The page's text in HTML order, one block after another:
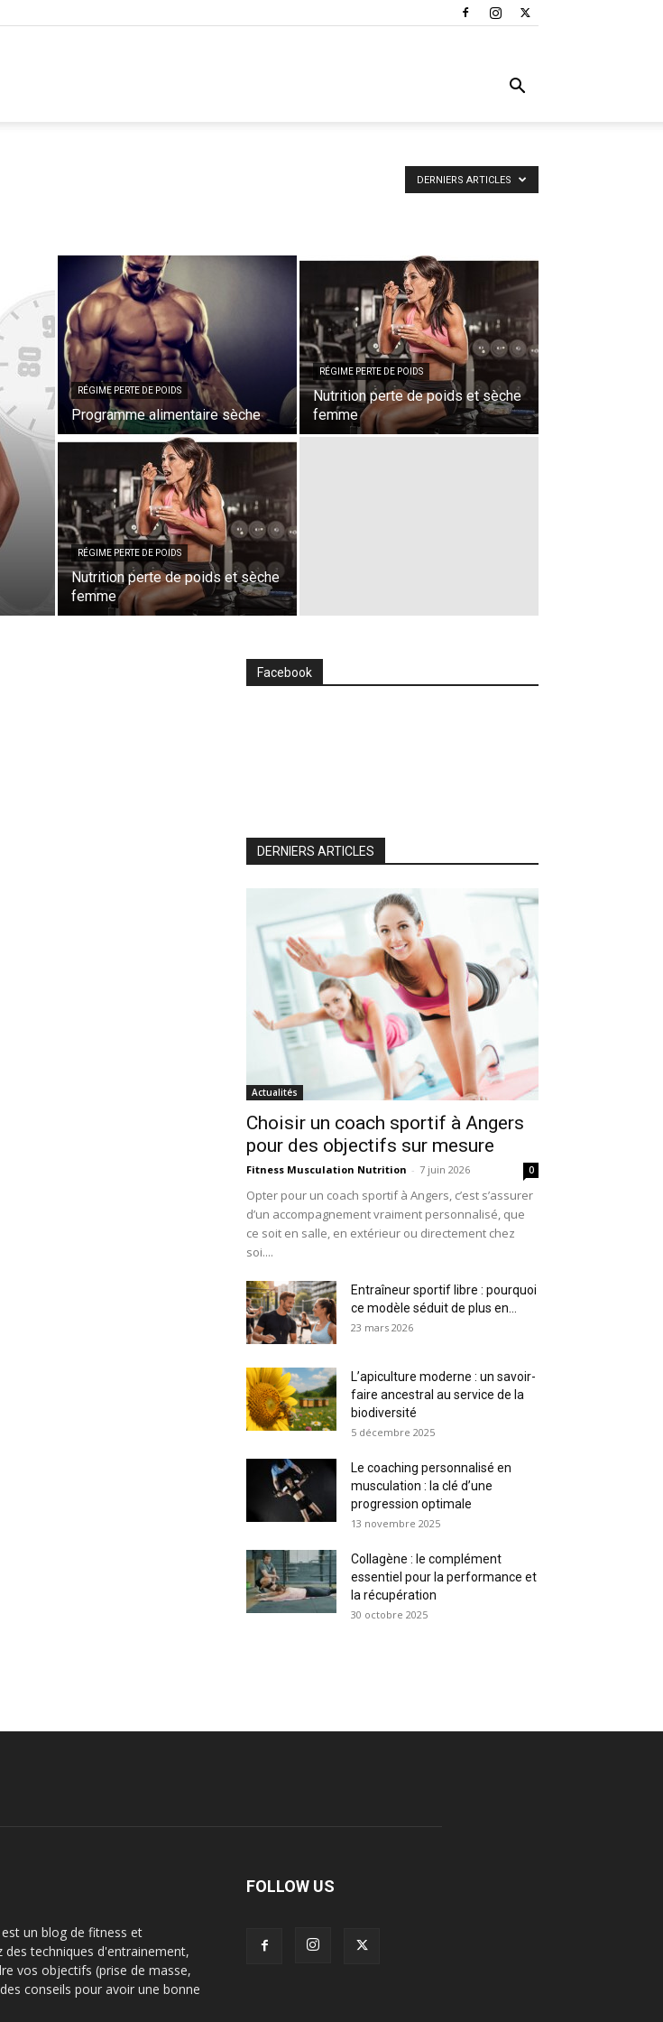
DERNIERS ARTICLES
RÉGIME PERTE DE POIDS
Programme alimentaire sèche
RÉGIME PERTE DE POIDS
Nutrition perte de poids et sèche
femme
RÉGIME PERTE DE POIDS
Nutrition perte de poids et sèche
femme
Facebook
DERNIERS ARTICLES
Actualités
Choisir un coach sportif à Angers
pour des objectifs sur mesure
Fitness Musculation Nutrition - 7 juin 2026 0
Opter pour un coach sportif à Angers, c’est s’assurer
d’un accompagnement vraiment personnalisé, que
ce soit en salle, en extérieur ou directement chez
soi....
Entraîneur sportif libre : pourquoi
ce modèle séduit de plus en...
23 mars 2026
L’apiculture moderne : un savoir-
faire ancestral au service de la
biodiversité
5 décembre 2025
Le coaching personnalisé en
musculation : la clé d’une
progression optimale
13 novembre 2025
Collagène : le complément
essentiel pour la performance et
la récupération
30 octobre 2025
un blog de fitness et
techniques d'entrainement,
vos objectifs (prise de masse,
conseils pour avoir une bonne
FOLLOW US